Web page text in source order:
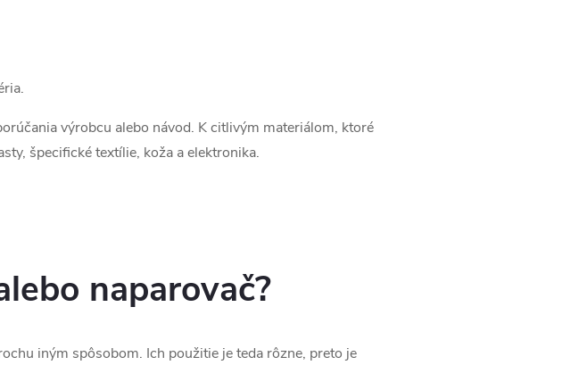
výrobcu alebo návod. K citlivým materiálom, ktoré
špecifické textílie, koža a elektronika.
naparovač?
iným spôsobom. Ich použitie je teda rôzne, preto je